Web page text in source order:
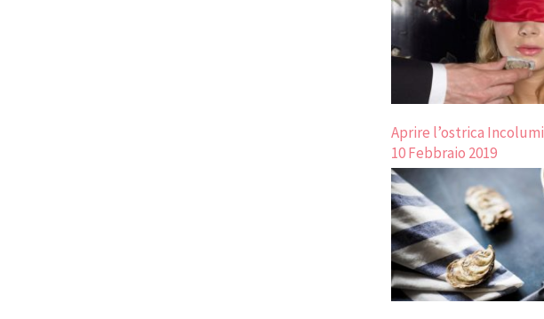
Aprire l’ostrica Incolumi
10 Febbraio 2019